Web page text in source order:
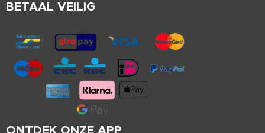
ONTDEK ONZE APP
BETAAL VEILIG